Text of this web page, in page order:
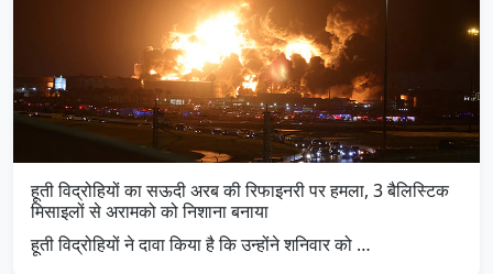
हूती विद्रोहियों का सऊदी अरब की रिफाइनरी पर हमला, 3 बैलिस्टिक
मिसाइलों से अरामको को निशाना बनाया
हूती विद्रोहियों ने दावा किया है कि उन्होंने शनिवार को …